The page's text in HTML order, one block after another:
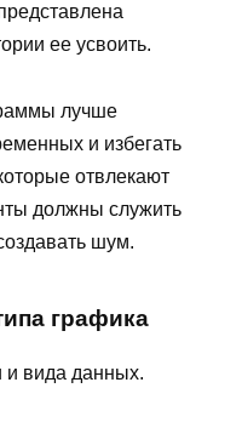
ее усвоить.
лучше
и избегать
отвлекают
должны служить
шум.
графика
и вида данных.